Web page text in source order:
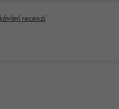
recenzí